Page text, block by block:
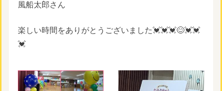
風船太郎さん
楽しい時間をありがとうございました💓💓💓😊💓💓
💓